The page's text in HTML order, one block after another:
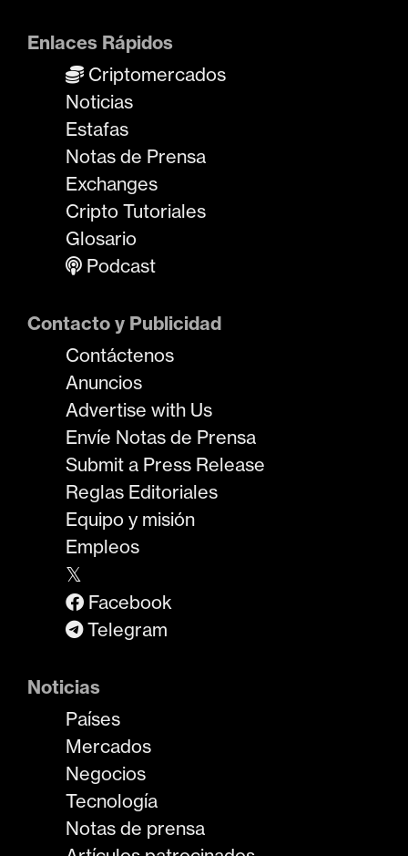
Enlaces Rápidos
Criptomercados
Noticias
Estafas
Notas de Prensa
Exchanges
Cripto Tutoriales
Glosario
Podcast
Contacto y Publicidad
Contáctenos
Anuncios
Advertise with Us
Envíe Notas de Prensa
Submit a Press Release
Reglas Editoriales
Equipo y misión
Empleos
𝕏
Facebook
Telegram
Noticias
Países
Mercados
Negocios
Tecnología
Notas de prensa